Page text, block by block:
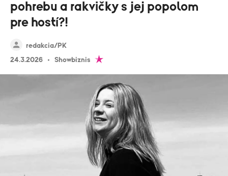
redakcia/PK
24.3.2026
Showbiznis
pohrebu a rakvičky s jej popolom
pre hostí?!